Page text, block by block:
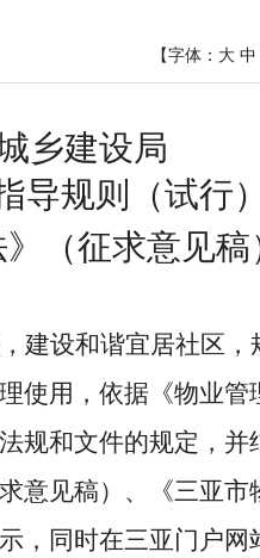
【字体： 大 中
乡建设局
导规则（试行）
（征求意见稿
建设和谐宜居社区
使用 ，依据《物业
规和文件的规定，并
见稿）、《三亚市
，同时在三亚门户